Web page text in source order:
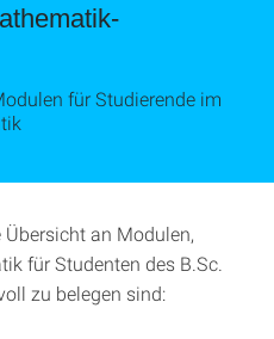
für Studierende im
an Modulen,
für Studenten des B.Sc.
zu belegen sind: